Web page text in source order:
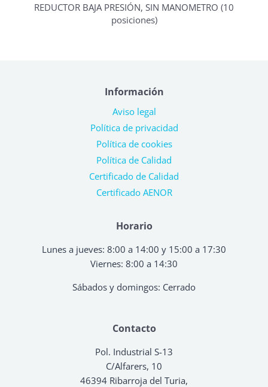
REDUCTOR BAJA PRESIÓN, SIN MANOMETRO (10
posiciones)
Contacto
Pol. Industrial S-13
C/Alfarers, 10
46394 Ribarroja del Turia,
Horario
Lunes a jueves: 8:00 a 14:00 y 15:00 a 17:30
Viernes: 8:00 a 14:30
Sábados y domingos: Cerrado
Información
Aviso legal
Política de privacidad
Política de cookies
Política de Calidad
Certificado de Calidad
Certificado AENOR